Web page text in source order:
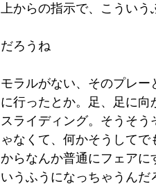
上からの指示で、こういう
だろうね
モラルがない、そのプレ
に行ったとか。足、足に
スライディング。そうそ
ゃなくて、何かそうして
からなんか普通にフェアに
いうふうになっちゃうんだ